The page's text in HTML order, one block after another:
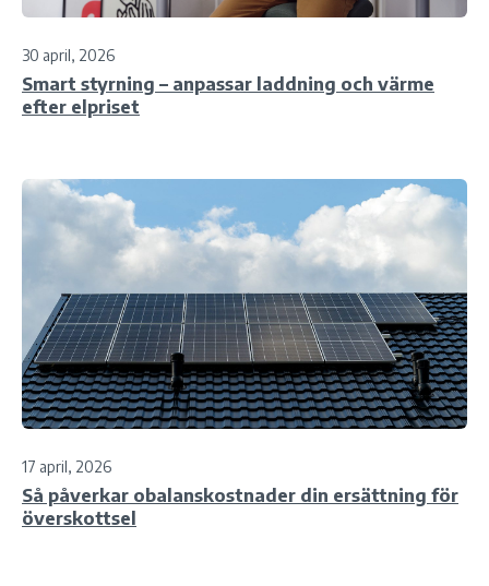
30 april, 2026
Smart styrning – anpassar laddning och värme
efter elpriset
17 april, 2026
Så påverkar obalanskostnader din ersättning för
överskottsel